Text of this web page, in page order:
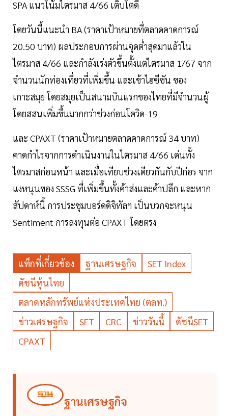
SPA แนวโน้มไตรมาส 4/66 เติบโตดี
โดยวันนี้แนะนำ BA (ราคาเป้าหมายที่ตลาดคาดการณ์
20.50 บาท) ผลประกอบการผ่านจุดต่ำสุดมาแล้วใน
ไตรมาส 4/66 และกำลังเร่งตัวขึ้นตั้งแต่ไตรมาส 1/67 จาก
จำนวนนักท่องเที่ยวที่เพิ่มขึ้น และเข้าไฮซีซัน ของ
เกาะสมุย โดยสมุยเป็นสนามบินแรกของไทยที่มีจำนวนผู้
โดยสสนเพิ่มขึ้นมากกว่าช่วงก่อนโควิด-19
และ CPAXT (ราคาเป้าหมายตลาดคาดการณ์ 34 บาท)
คาดกำไรจากการดำเนินงานในไตรมาส 4/66 เด่นทั้ง
ไตรมาสก่อนหน้า และเมื่อเทียบช่วงเดียวกันกับปีก่อร จาก
แงหนุนของ SSSG ที่เพิ่มขึ้นทั้งค้าส่งและค้าปลีก และหาก
สัปดาห์นี้ การประชุมบอร์ดดิจิทัลฯ เป็นบวกจะหนุน
Sentiment การลงทุนต่อ CPAXT โดยตรง
แท็กที่เกี่ยวข้อง ฐานเศรษฐกิจ
SET Index
ดัชนีหุ้นไทย
ตลาดหลักทรัพย์แห่งประเทศไทย (ตลท.)
ข่าวเศรษฐกิจ
SET CRC ข่าววันนี้
ดัชนีSET
CPAXT
ฐานเศรษฐกิจ